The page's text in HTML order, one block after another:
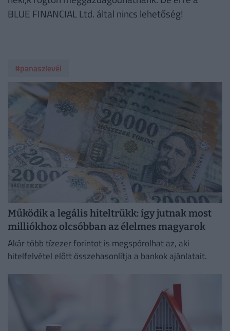
BLUE FINANCIAL Ltd. által nincs lehetőség!
#panaszlevél
Működik a legális hiteltrükk: így jutnak most
milliókhoz olcsóbban az élelmes magyarok
Akár több tízezer forintot is megspórolhat az, aki
hitelfelvétel előtt összehasonlítja a bankok ajánlatait.